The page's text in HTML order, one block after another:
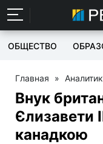
ОБЩЕСТВО
Главная »
Внук
Єлизавети
канадкою